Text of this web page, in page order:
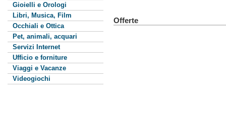
Gioielli e Orologi
Libri, Musica, Film
Occhiali e Ottica
Pet, animali, acquari
Servizi Internet
Ufficio e forniture
Viaggi e Vacanze
Videogiochi
Offerte